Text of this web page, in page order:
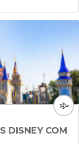
DISNEY COM